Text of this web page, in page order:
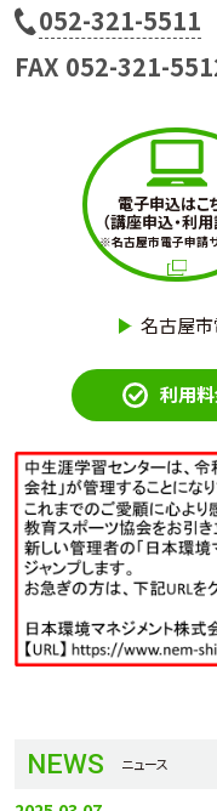
電
話
052-321-5511
FAX 052-321-
電子申込はこ
（講座申込・利用
※名古屋市電子申請
名古屋市
利用料
NEWS ニュース